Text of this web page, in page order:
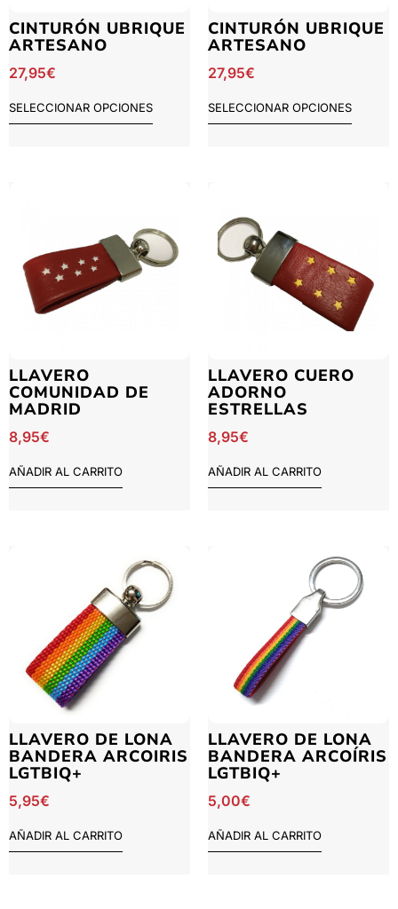
CINTURÓN UBRIQUE
ARTESANO
27,95€
SELECCIONAR OPCIONES
CINTURÓN UBRIQUE
ARTESANO
27,95€
SELECCIONAR OPCIONES
LLAVERO
COMUNIDAD DE
MADRID
8,95€
AÑADIR AL CARRITO
LLAVERO CUERO
ADORNO
ESTRELLAS
8,95€
AÑADIR AL CARRITO
LLAVERO DE LONA
BANDERA ARCOIRIS
LGTBIQ+
5,95€
AÑADIR AL CARRITO
LLAVERO DE LONA
BANDERA ARCOÍRIS
LGTBIQ+
5,00€
AÑADIR AL CARRITO